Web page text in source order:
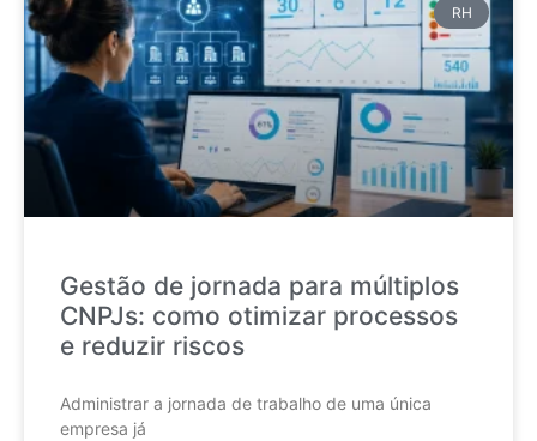
RH
Gestão de jornada para múltiplos
CNPJs: como otimizar processos
e reduzir riscos
Administrar a jornada de trabalho de uma única
empresa já